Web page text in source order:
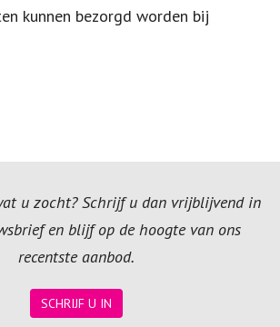
kunnen bezorgd worden bij
u zocht? Schrijf u dan vrijblijvend in
en blijf op de hoogte van ons
recentste aanbod.
SCHRIJF U IN